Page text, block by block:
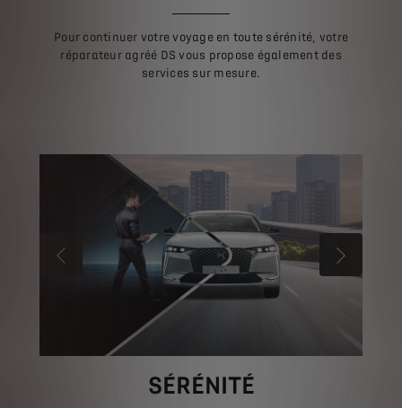
Pour continuer votre voyage en toute sérénité, votre
réparateur agréé DS vous propose également des
services sur mesure.
PRÉCÉDENT
SÉRÉNITÉ
SUIVANT